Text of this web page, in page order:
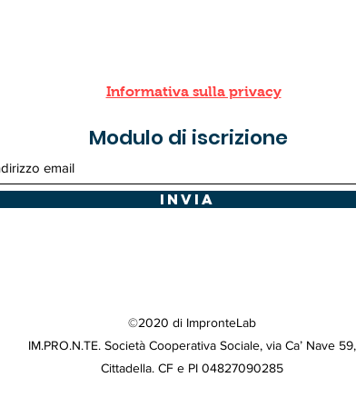
Informativa sulla privacy
Modulo di iscrizione
Invia
©2020 di ImpronteLab
IM.PRO.N.TE. Società Cooperativa Sociale, via Ca’ Nave 59,
Cittadella. CF e PI 04827090285